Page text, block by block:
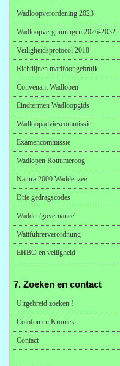
Wadloopverordening 2023
Wadloopvergunningen 2026-2032
Veiligheidsprotocol 2018
Richtlijnen marifoongebruik
Convenant Wadlopen
Eindtermen Wadloopgids
Wadloopadviescommissie
Examencommissie
Wadlopen Rottumeroog
Natura 2000 Waddenzee
Drie gedragscodes
Wadden'governance'
Wattführerverordnung
EHBO en veiligheid
7. Zoeken en contact
Uitgebreid zoeken !
Colofon en Kroniek
Contact